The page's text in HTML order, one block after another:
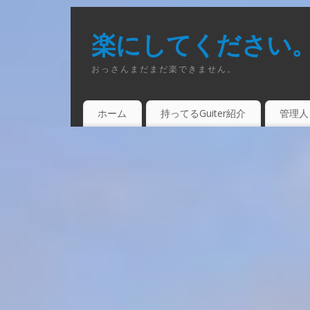
楽にしてください
おっさんまだまだ楽できません。
ホーム 持ってるGuiter紹介 管理